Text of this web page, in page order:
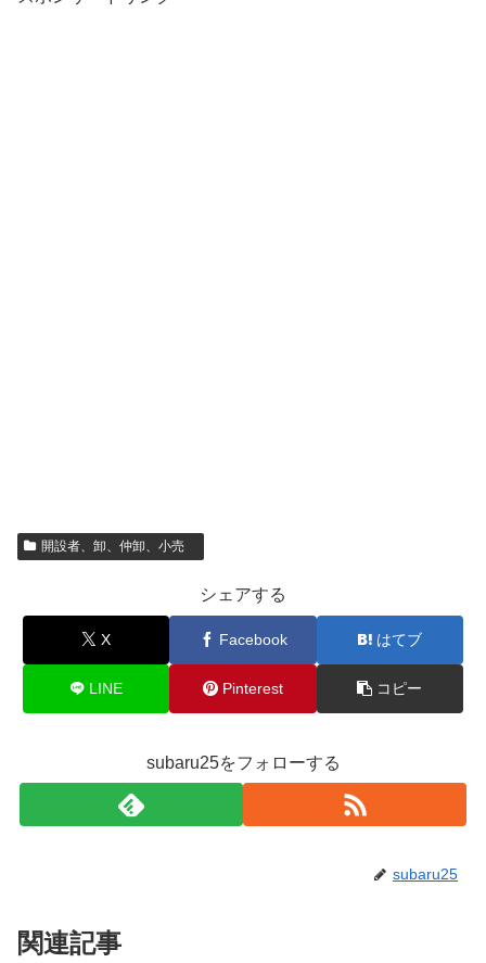
開設者、卸、仲卸、小売
シェアする
X Facebook はてブ
LINE Pinterest コピー
subaru25をフォローする
subaru25
関連記事